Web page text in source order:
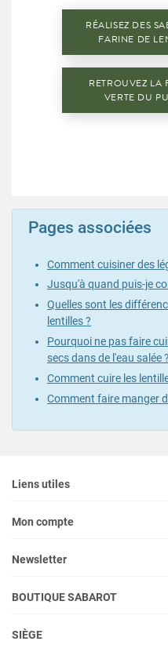
RÉALISEZ DES
FARINE DE
RETROUVEZ LA
VERTE DU
Pages associées
Comment cuisiner des
Jusqu'à quand puis-je
Quelles sont les
lentilles ?
Pourquoi ne pas faire
secs dans de l'eau salée ?
Comment cuire les
Comment faire manger
Liens utiles
Mon compte
Newsletter
BOUTIQUE SABAROT
SIÈGE